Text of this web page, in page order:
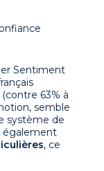
Sentiment
63% à
semble
système de
également
, ce